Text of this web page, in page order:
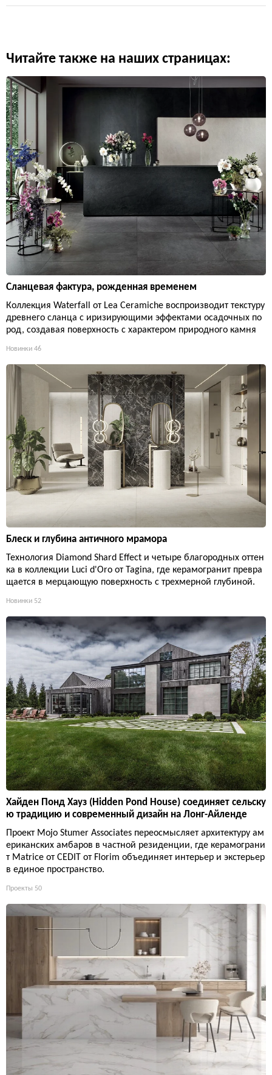
Читайте также на наших страницах:
Сланцевая фактура, рожденная временем
Коллекция Waterfall от Lea Ceramiche воспроизводит текстуру
древнего сланца с иризирующими эффектами осадочных по
род, создавая поверхность с характером природного камня
Новинки 46
Блеск и глубина античного мрамора
Технология Diamond Shard Effect и четыре благородных оттен
ка в коллекции Luci d'Oro от Tagina, где керамогранит превра
щается в мерцающую поверхность с трехмерной глубиной.
Новинки 52
Хайден Понд Хауз (Hidden Pond House) соединяет сельску
ю традицию и современный дизайн на Лонг-Айленде
Проект Mojo Stumer Associates переосмысляет архитектуру ам
ериканских амбаров в частной резиденции, где керамограни
т Matrice от CEDIT от Florim объединяет интерьер и экстерьер
в единое пространство.
Проекты 50